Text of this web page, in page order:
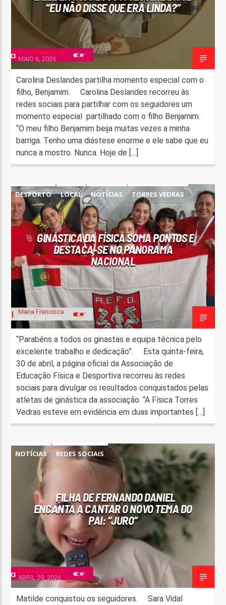
“EU NÃO DISSE QUE ERA LINDA?”
Maria Francisca
MAIO 6, 2026
Carolina Deslandes partilha momento especial com o
filho, Benjamim. Carolina Deslandes recorreu às
redes sociais para partilhar com os seguidores um
momento especial partilhado com o filho Benjamim.
“O meu filho Benjamim beija muitas vezes a minha
barriga. Tenho uma diástese enorme e ele sabe que eu
nunca a mostro. Nunca. Hoje de […]
DESPORTO LOCAL NOTÍCIAS TORRES VEDRAS
GINÁSTICA DA FÍSICA SOMA PONTOS E
DESTACA-SE NO PANORAMA
NACIONAL
Maria Francisca
“Parabéns a todos os ginastas e equipa técnica pelo
excelente trabalho e dedicação”. Esta quinta-feira,
30 de abril, a página oficial da Associação de
Educação Física e Desportiva recorreu às redes
sociais para divulgar os resultados conquistados pelas
atletas de ginástica da associação. “A Física Torres
Vedras esteve em evidência em duas importantes […]
NOTÍCIAS REDES SOCIAIS
FILHA DE FERNANDO DANIEL
ENCANTA A CANTAR O NOVO TEMA DO
PAI: “JURO”
Maria Francisca
ABRIL 29, 2026
Matilde conquistou os seguidores. Sara Vidal